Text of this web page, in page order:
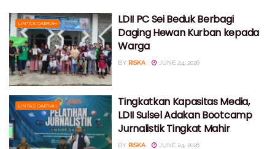
LINTAS DAERAH
LDII PC Sei Beduk Berbagi
Daging Hewan Kurban kepada
Warga
BY RISKA JUNE 24, 2026
LINTAS DAERAH
Tingkatkan Kapasitas Media,
LDII Sulsel Adakan Bootcamp
Jurnalistik Tingkat Mahir
BY RISKA JUNE 24, 2026